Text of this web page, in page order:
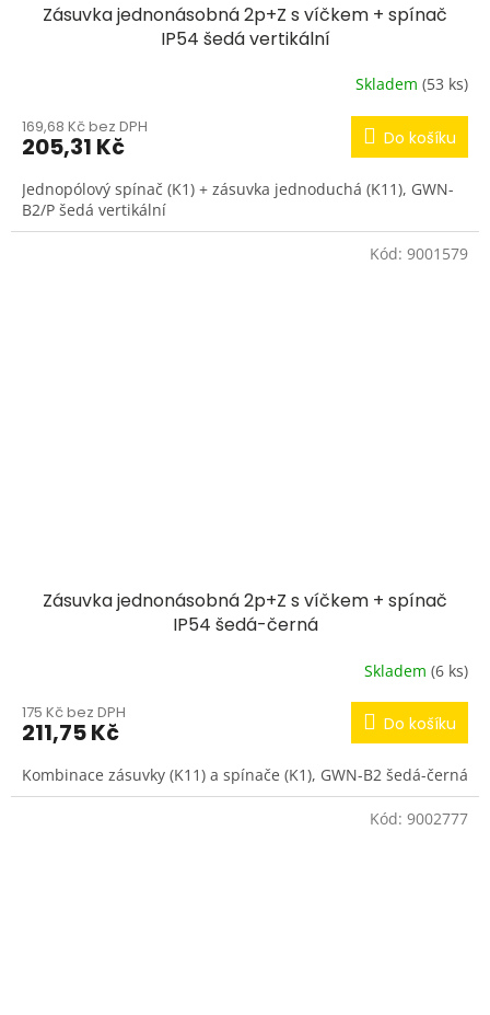
Zásuvka jednonásobná 2p+Z s víčkem + spínač
IP54 šedá vertikální
Skladem (53 ks)
169,68 Kč bez DPH
205,31 Kč Do košíku
Jednopólový spínač (K1) + zásuvka jednoduchá (K11), GWN-
B2/P šedá vertikální
Zásuvka jednonásobná 2p+Z s víčkem + spínač
IP54 šedá-černá
Skladem (6 ks)
175 Kč bez DPH
211,75 Kč Do košíku
Kombinace zásuvky (K11) a spínače (K1), GWN-B2 šedá-černá
Kód: 9001579
Kód: 9002777